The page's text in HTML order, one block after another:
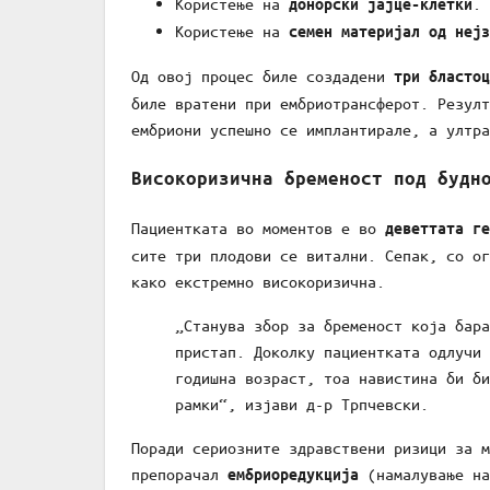
донорски јајце-клетки
Користење на семен материјал од
Од овој процес биле создадени три
биле вратени при ембриотрансферот.
ембриони успешно се имплантирале, а
Високоризична бременост под
Пациентката во моментов е во деветтата
сите три плодови се витални. Сепак, со
како екстремно високоризична.
„Станува збор за бременост која
пристап. Доколку пациентката
годишна возраст, тоа навистина би
рамки“, изјави д-р Трпчевски.
Поради сериозните здравствени ризици
препорачал ембриоредукција (намалување